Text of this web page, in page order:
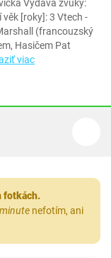
Vydává zvuky:
[roky]: 3 Vtech -
(francouzský
Hasičem Pat
viac
fotkách.
nefotím, ani